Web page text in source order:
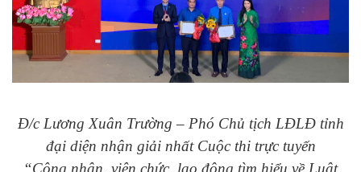
Đ/c Lương Xuân Trường – Phó Chủ tịch LĐLĐ tỉnh
đại diện nhận giải nhất Cuộc thi trực tuyến
“Công nhân, viên chức, lao động tìm hiểu về Luật